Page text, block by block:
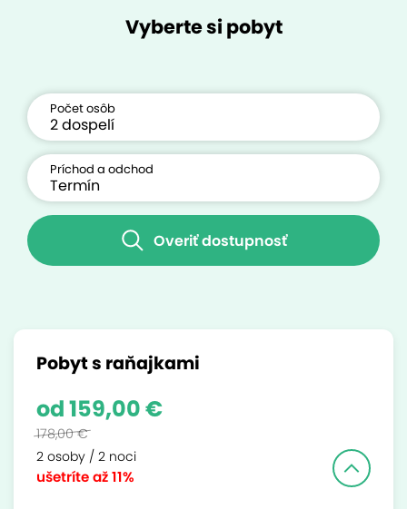
Vyberte si pobyt
Počet osôb
Príchod a odchod
Overiť dostupnosť
Pobyt s raňajkami
ušetríteaž 11%
od 159,00 €
178,00 €
2 osoby / 2 noci